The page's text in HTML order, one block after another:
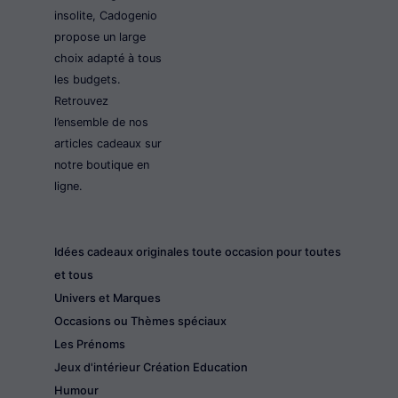
insolite, Cadogenio
propose un large
choix adapté à tous
les budgets.
Retrouvez
l’ensemble de nos
articles cadeaux sur
notre boutique en
ligne.
Idées cadeaux originales toute occasion pour toutes
et tous
Univers et Marques
Occasions ou Thèmes spéciaux
Les Prénoms
Jeux d'intérieur Création Education
Humour